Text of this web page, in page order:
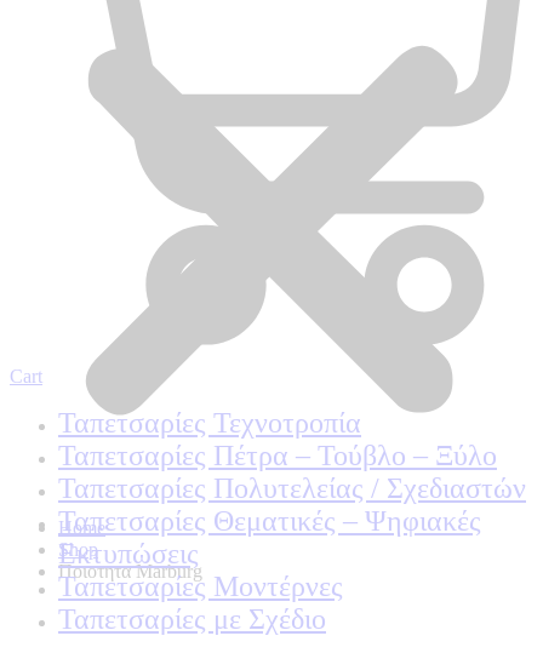
Home
Shop
Ποιοτητα Marburg
Cart
Ταπετσαρίες Τεχνοτροπία
Ταπετσαρίες Πέτρα – Τούβλο – Ξύλο
Ταπετσαρίες Πολυτελείας / Σχεδιαστών
Ταπετσαρίες Θεματικές – Ψηφιακές
Εκτυπώσεις
Ταπετσαρίες Μοντέρνες
Ταπετσαρίες με Σχέδιο